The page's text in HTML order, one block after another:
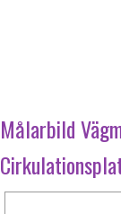
Målarbild